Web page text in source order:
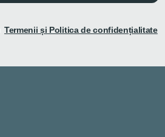
Termenii și Politica de confidențialitate